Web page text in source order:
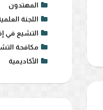
المهتدون
اللجنة
التشيع في
مكافحة
الأكاديمية